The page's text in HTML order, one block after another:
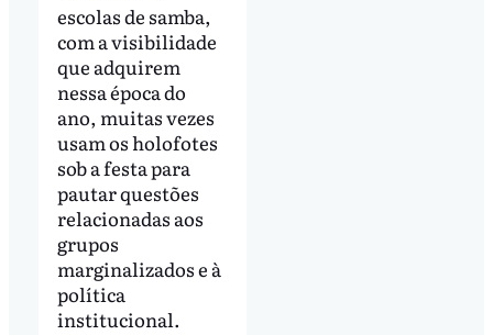
escolas de samba,
com a visibilidade
que adquirem
nessa época do
ano, muitas vezes
usam os holofotes
sob a festa para
pautar questões
relacionadas aos
grupos
marginalizados e à
política
institucional.